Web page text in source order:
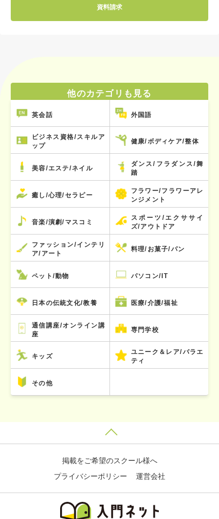
資料請求
他のカテゴリも見る
英会話 外国語
ビジネス資格/スキルア
ップ
健康/ボディケア/整体
美容/エステ/ネイル
ダンス/フラダンス/舞
踏
癒し/心理/セラピー
フラワー/フラワーアレ
ンジメント
音楽/演劇/マスコミ
スポーツ/エクササイ
ズ/アウトドア
ファッション/インテリ
ア/アート
料理/お菓子/パン
ペット/動物 パソコン/IT
日本の伝統文化/教養 医療/介護/福祉
通信講座/オンライン講
座
専門学校
キッズ
ユニーク＆レア/バラエ
ティ
その他
掲載をご希望のスクール様へ
プライバシーポリシー
運営会社